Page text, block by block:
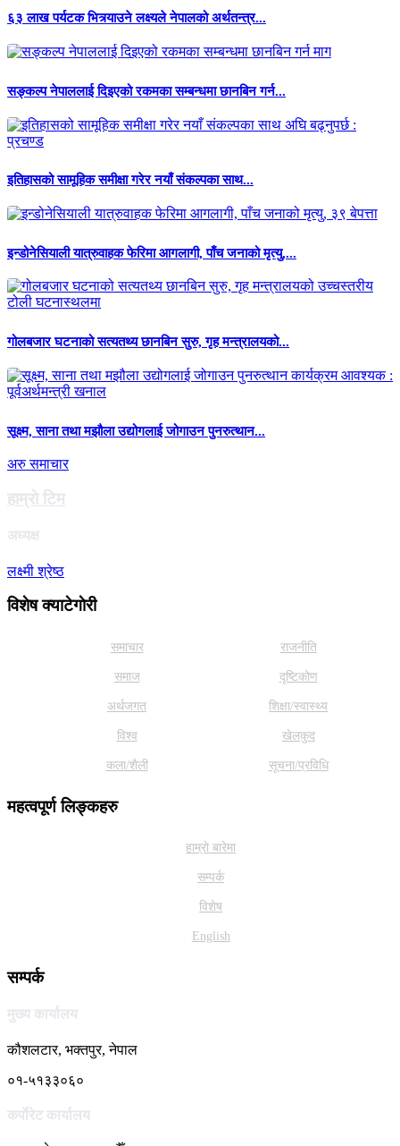
६३ लाख पर्यटक भित्र्याउने लक्ष्यले नेपालको अर्थतन्त्र...
सङ्कल्प नेपाललाई दिइएको रकमका सम्बन्धमा छानबिन गर्न...
इतिहासको सामूहिक समीक्षा गरेर नयाँ संकल्पका साथ...
इन्डोनेसियाली यात्रुवाहक फेरिमा आगलागी, पाँच जनाको मृत्यु,...
गोलबजार घटनाको सत्यतथ्य छानबिन सुरु, गृह मन्त्रालयको...
सूक्ष्म, साना तथा मझौला उद्योगलाई जोगाउन पुनरुत्थान...
अरु समाचार
हाम्राे टिम
अध्यक्ष
लक्ष्मी श्रेष्ठ
विशेष क्याटेगाेरी
समाचार राजनीति
समाज दृष्टिकोण
अर्थजगत शिक्षा/स्वास्थ्य
विश्व खेलकुद
कला/शैली सूचना/प्रविधि
महत्वपूर्ण लिङ्कहरु
हाम्राे बारेमा
सम्पर्क
विशेष
English
सम्पर्क
मुख्य कार्यालय
कौशलटार, भक्तपुर, नेपाल
०१-५१३३०६०
कर्पाेरेट कार्यालय